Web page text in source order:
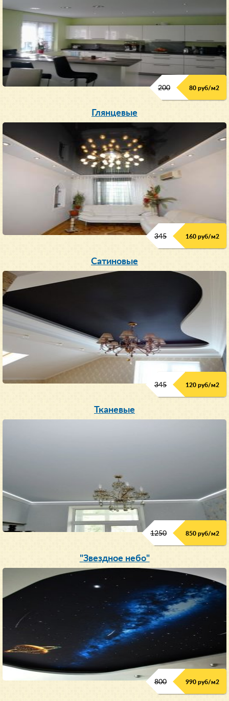
200 80 руб/м2
Глянцевые
345 160 руб/м2
Сатиновые
345 120 руб/м2
Тканевые
1250 850 руб/м2
"Звездное небо"
800 990 руб/м2